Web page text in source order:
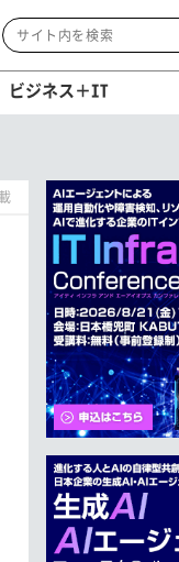
ビジネス＋IT